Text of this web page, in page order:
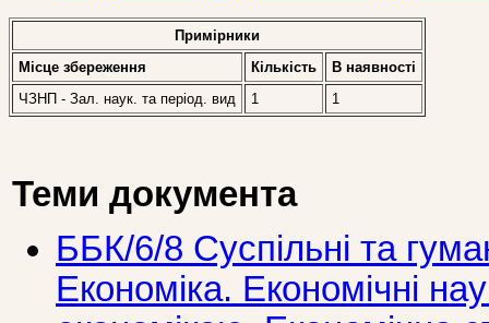
Примірники
Місце збереження
Кількість
В наявностi
ЧЗНП - Зал. наук. та період. вид
1 1
Теми документа
ББК/6/8 Суспільні та
Економіка. Економічні